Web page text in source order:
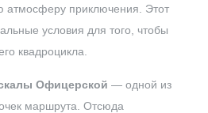
атмосферу приключения. Этот
условия для того, чтобы
квадроцикла.
Офицерской — одной из
маршрута. Отсюда